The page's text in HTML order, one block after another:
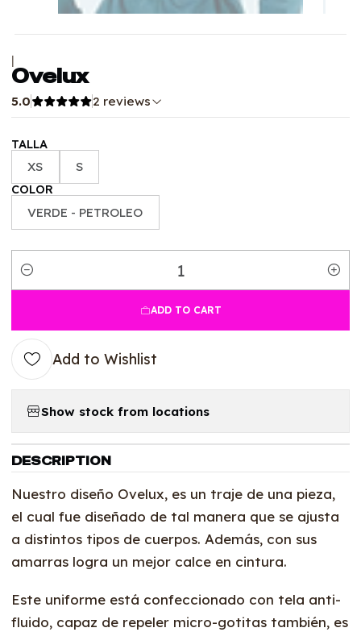
|
Ovelux
5.0 2 reviews
TALLA
XS S
COLOR
VERDE - PETROLEO
Quantity
ADD TO CART
Add to Wishlist
Show stock from locations
DESCRIPTION
Nuestro diseño Ovelux, es un traje de una pieza,
el cual fue diseñado de tal manera que se ajusta
a distintos tipos de cuerpos. Además, con sus
amarras logra un mejor calce en cintura.
Este uniforme está confeccionado con tela anti-
fluido, capaz de repeler micro-gotitas también, es